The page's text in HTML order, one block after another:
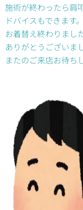
施術が終わったら肩
ドバイスもできます。
お着替え終わりまし
ありがとうございま
またのご来店お待ち